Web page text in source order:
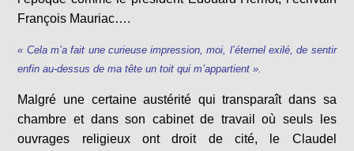
François Mauriac….
« Cela m’a fait une curieuse impression, moi, l’éternel exilé, de sentir
enfin au-dessus de ma tête un toit qui m’appartient ».
Malgré une certaine austérité qui transparaît dans sa
chambre et dans son cabinet de travail où seuls les
ouvrages religieux ont droit de cité, le Claudel